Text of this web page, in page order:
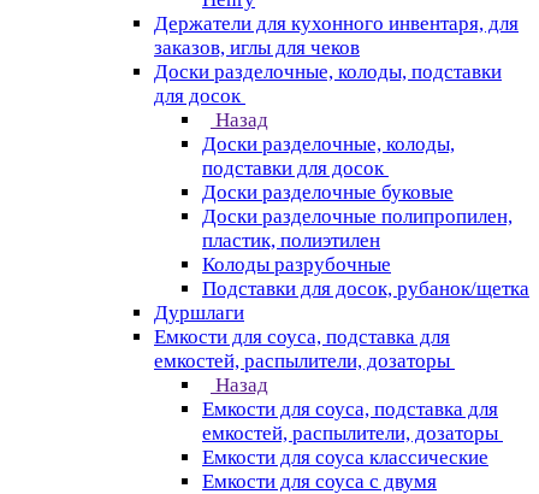
Держатели для кухонного инвентаря, для
заказов, иглы для чеков
Доски разделочные, колоды, подставки
для досок
Назад
Доски разделочные, колоды,
подставки для досок
Доски разделочные буковые
Доски разделочные полипропилен,
пластик, полиэтилен
Колоды разрубочные
Подставки для досок, рубанок/щетка
Дуршлаги
Емкости для соуса, подставка для
емкостей, распылители, дозаторы
Назад
Емкости для соуса, подставка для
емкостей, распылители, дозаторы
Емкости для соуса классические
Емкости для соуса с двумя